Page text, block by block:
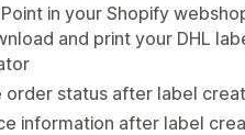
in your Shopify
and print your DHL
order status after label
information after label